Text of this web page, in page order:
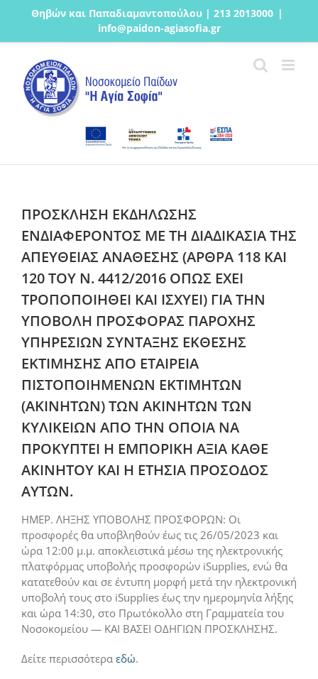
Μετάβαση
περιεχόμενο
Θηβών και Παπαδιαμαντοπούλου | 213 2013000 |
info@paidon-agiasofia.gr
ΠΡΟΣΚΛΗΣΗ ΕΚΔΗΛΩΣΗΣ
ΕΝΔΙΑΦΕΡΟΝΤΟΣ ΜΕ ΤΗ ΔΙΑΔΙΚΑΣΙΑ ΤΗΣ
ΑΠΕΥΘΕΙΑΣ ΑΝΑΘΕΣΗΣ (ΑΡΘΡΑ 118 ΚΑΙ
120 ΤΟΥ Ν. 4412/2016 ΟΠΩΣ ΕΧΕΙ
ΤΡΟΠΟΠΟΙΗΘΕΙ ΚΑΙ ΙΣΧΥΕΙ) ΓΙΑ ΤΗΝ
ΥΠΟΒΟΛΗ ΠΡΟΣΦΟΡΑΣ ΠΑΡΟΧΗΣ
ΥΠΗΡΕΣΙΩΝ ΣΥΝΤΑΞΗΣ ΕΚΘΕΣΗΣ
ΕΚΤΙΜΗΣΗΣ ΑΠΟ ΕΤΑΙΡΕΙΑ
ΠΙΣΤΟΠΟΙΗΜΕΝΩΝ ΕΚΤΙΜΗΤΩΝ
(ΑΚΙΝΗΤΩΝ) ΤΩΝ ΑΚΙΝΗΤΩΝ ΤΩΝ
ΚΥΛΙΚΕΙΩΝ ΑΠΟ ΤΗΝ ΟΠΟΙΑ ΝΑ
ΠΡΟΚΥΠΤΕΙ Η ΕΜΠΟΡΙΚΗ ΑΞΙΑ ΚΑΘΕ
ΑΚΙΝΗΤΟΥ ΚΑΙ Η ΕΤΗΣΙΑ ΠΡΟΣΟΔΟΣ
ΑΥΤΩΝ.
ΗΜΕΡ. ΛΗΞΗΣ ΥΠΟΒΟΛΗΣ ΠΡΟΣΦΟΡΩΝ: Οι
προσφορές θα υποβληθούν έως τις 26/05/2023 και
ώρα 12:00 μ.μ. αποκλειστικά μέσω της ηλεκτρονικής
πλατφόρμας υποβολής προσφορών iSupplies, ενώ θα
κατατεθούν και σε έντυπη μορφή μετά την ηλεκτρονική
υποβολή τους στο iSupplies έως την ημερομηνία λήξης
και ώρα 14:30, στο Πρωτόκολλο στη Γραμματεία του
Νοσοκομείου — ΚΑΙ ΒΑΣΕΙ ΟΔΗΓΙΩΝ ΠΡΟΣΚΛΗΣΗΣ.
Δείτε περισσότερα εδώ.